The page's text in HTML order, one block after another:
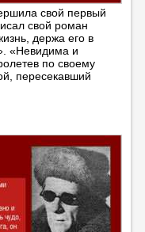
свой первый
свой роман
держа его в
«Невидима и
по своему
пересекавший